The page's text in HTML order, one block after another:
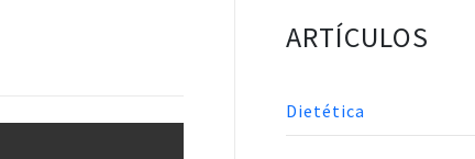
ARTÍCULOS
Dietética